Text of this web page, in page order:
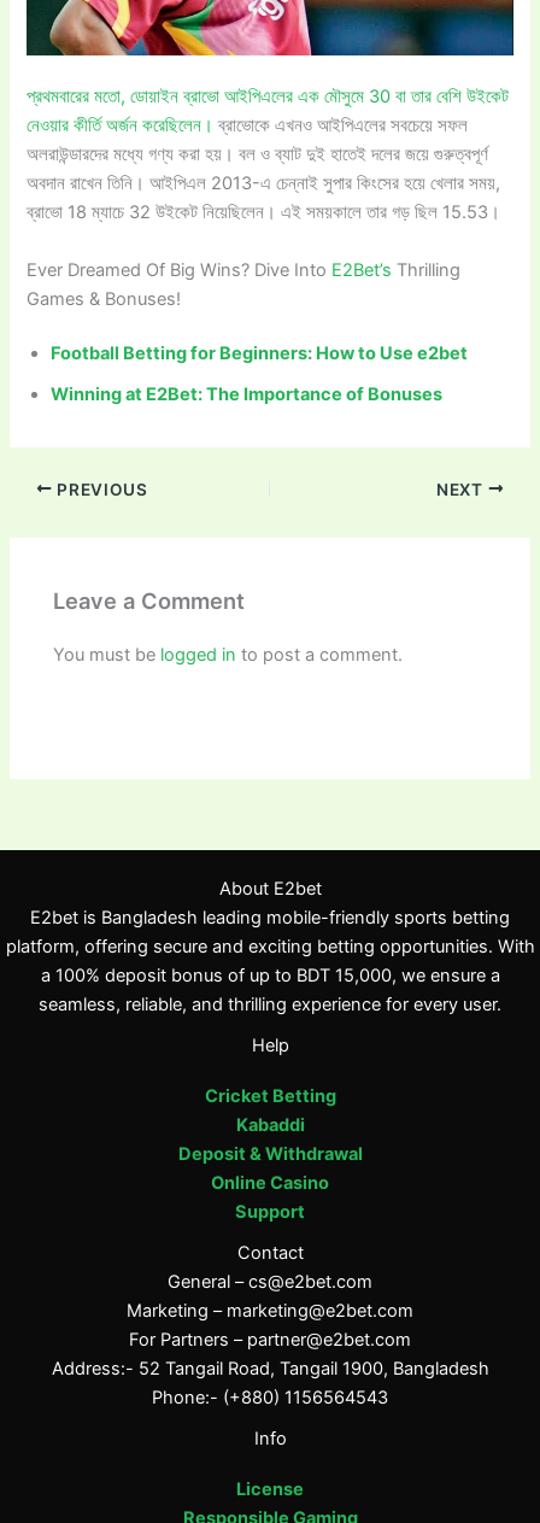
প্রথমবারের মতো, ডোয়াইন ব্রাভো আইপিএলের এক মৌসুমে 30 বা তার বেশি উইকেট
নেওয়ার কীর্তি অর্জন করেছিলেন।ব্রাভোকে এখনও আইপিএলের সবচেয়ে সফল
অলরাউন্ডারদের মধ্যে গণ্য করা হয়। বল ও ব্যাট দুই হাতেই দলের জয়ে গুরুত্বপূর্ণ
অবদান রাখেন তিনি। আইপিএল 2013-এ চেন্নাই সুপার কিংসের হয়ে খেলার সময়,
ব্রাভো 18 ম্যাচে 32 উইকেট নিয়েছিলেন। এই সময়কালে তার গড় ছিল 15.53।
Ever Dreamed Of Big Wins? Dive Into E2Bet’s Thrilling
Games & Bonuses!
Football Betting for Beginners: How to Use e2bet
Winning at E2Bet: The Importance of Bonuses
PREVIOUS NEXT
Leave a Comment
You must be logged in to post a comment.
About E2bet
E2bet is Bangladesh leading mobile-friendly sports betting
platform, offering secure and exciting betting opportunities. With
a 100% deposit bonus of up to BDT 15,000, we ensure a
seamless, reliable, and thrilling experience for every user.
Help
Cricket Betting
Kabaddi
Deposit & Withdrawal
Online Casino
Support
Contact
General –cs@e2bet.com
Marketing – marketing@e2bet.com
For Partners – partner@e2bet.com
Address:- 52 Tangail Road, Tangail 1900, Bangladesh
Phone:- (+880) 1156564543
Info
License
Responsible Gaming